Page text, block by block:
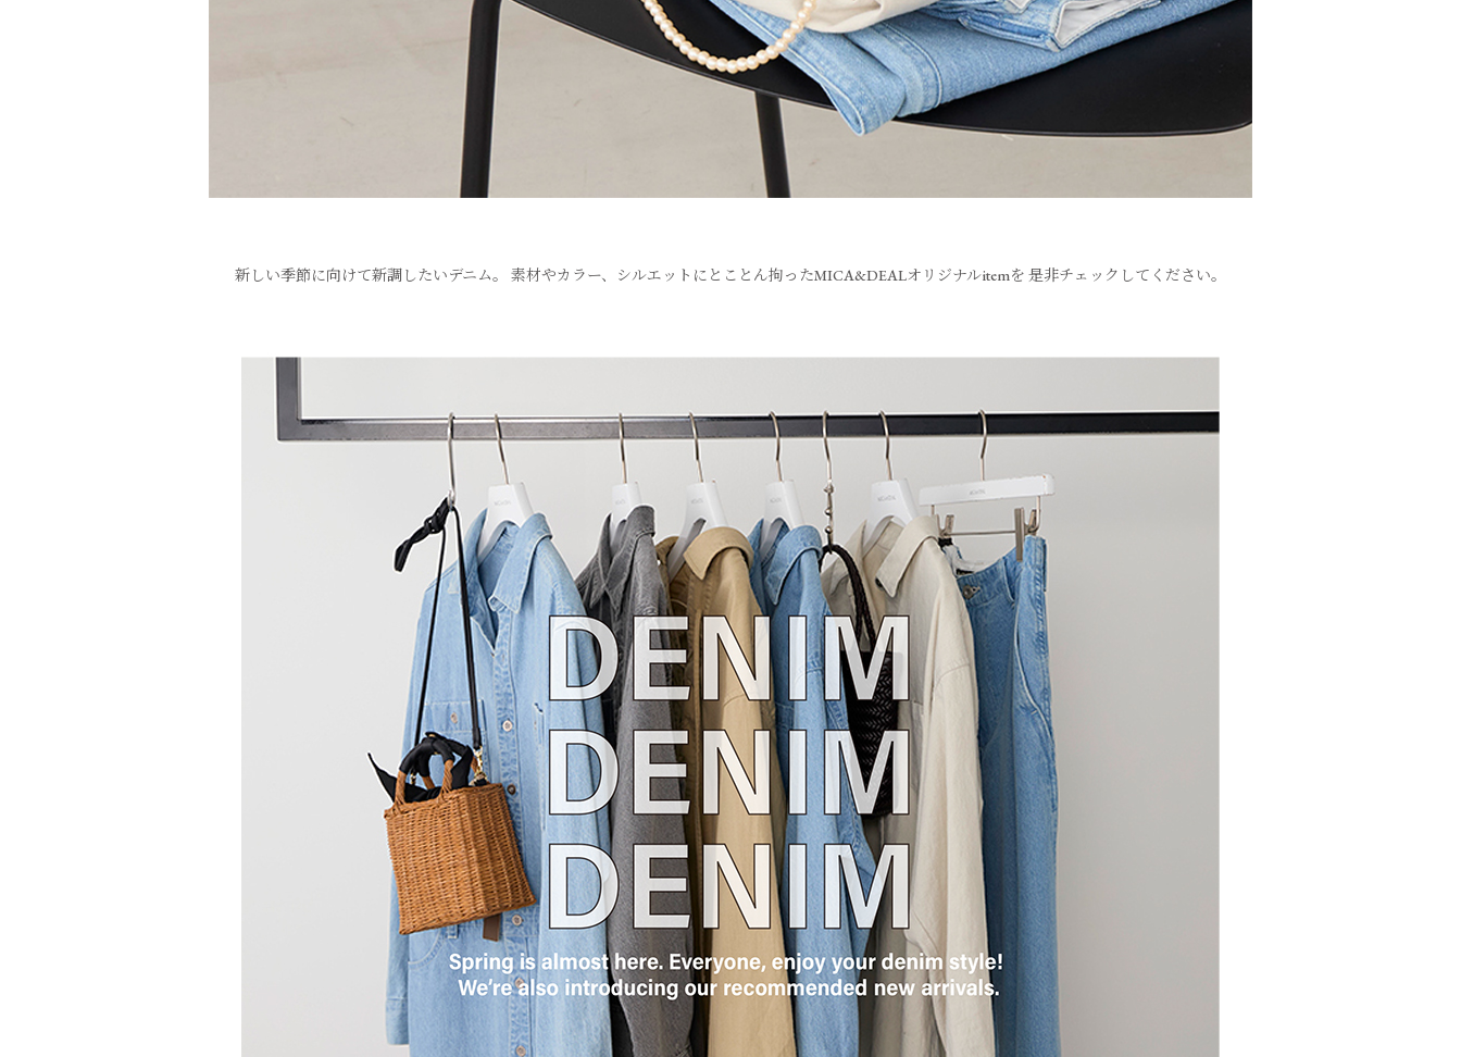
新しい季節に向けて新調したいデニム。 素材やカラー、シルエットにとことん拘ったMICA&DEALオリジナルitemを 是非チェックしてください。